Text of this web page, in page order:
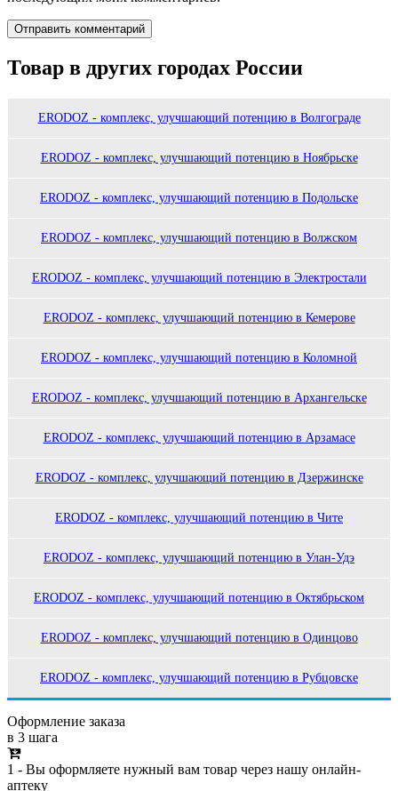
Товар в других городах России
ERODOZ - комплекс, улучшающий потенцию в Волгограде
ERODOZ - комплекс, улучшающий потенцию в Ноябрьске
ERODOZ - комплекс, улучшающий потенцию в Подольске
ERODOZ - комплекс, улучшающий потенцию в Волжском
ERODOZ - комплекс, улучшающий потенцию в Электростали
ERODOZ - комплекс, улучшающий потенцию в Кемерове
ERODOZ - комплекс, улучшающий потенцию в Коломной
ERODOZ - комплекс, улучшающий потенцию в Архангельске
ERODOZ - комплекс, улучшающий потенцию в Арзамасе
ERODOZ - комплекс, улучшающий потенцию в Дзержинске
ERODOZ - комплекс, улучшающий потенцию в Чите
ERODOZ - комплекс, улучшающий потенцию в Улан-Удэ
ERODOZ - комплекс, улучшающий потенцию в Октябрьском
ERODOZ - комплекс, улучшающий потенцию в Одинцово
ERODOZ - комплекс, улучшающий потенцию в Рубцовске
Оформление заказа
в 3 шага
1 - Вы оформляете нужный вам товар через нашу онлайн-
аптеку